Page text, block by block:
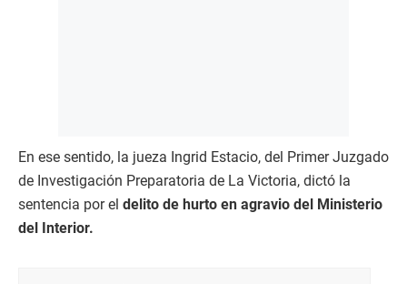
En ese sentido, la jueza Ingrid Estacio, del Primer Juzgado
de Investigación Preparatoria de La Victoria, dictó la
sentencia por el delito de hurto en agravio del Ministerio
del Interior.